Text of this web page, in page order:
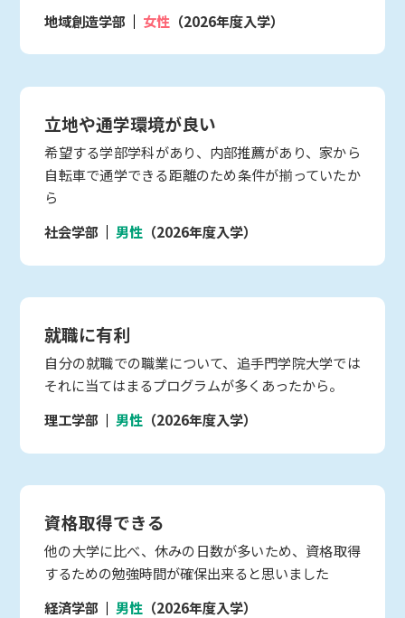
地域創造学部
女性 （2026年度入学）
立地や通学環境が良い
希望する学部学科があり、内部推薦があり、家から
自転車で通学できる距離のため条件が揃っていたか
ら
社会学部
男性 （2026年度入学）
就職に有利
自分の就職での職業について、追手門学院大学では
それに当てはまるプログラムが多くあったから。
理工学部
男性 （2026年度入学）
資格取得できる
他の大学に比べ、休みの日数が多いため、資格取得
するための勉強時間が確保出来ると思いました
経済学部
男性 （2026年度入学）